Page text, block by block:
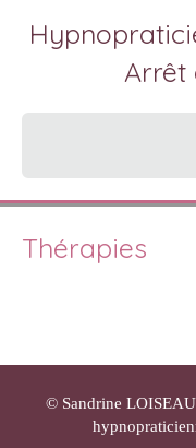
Arrêt
Thérapies
© Sandrine